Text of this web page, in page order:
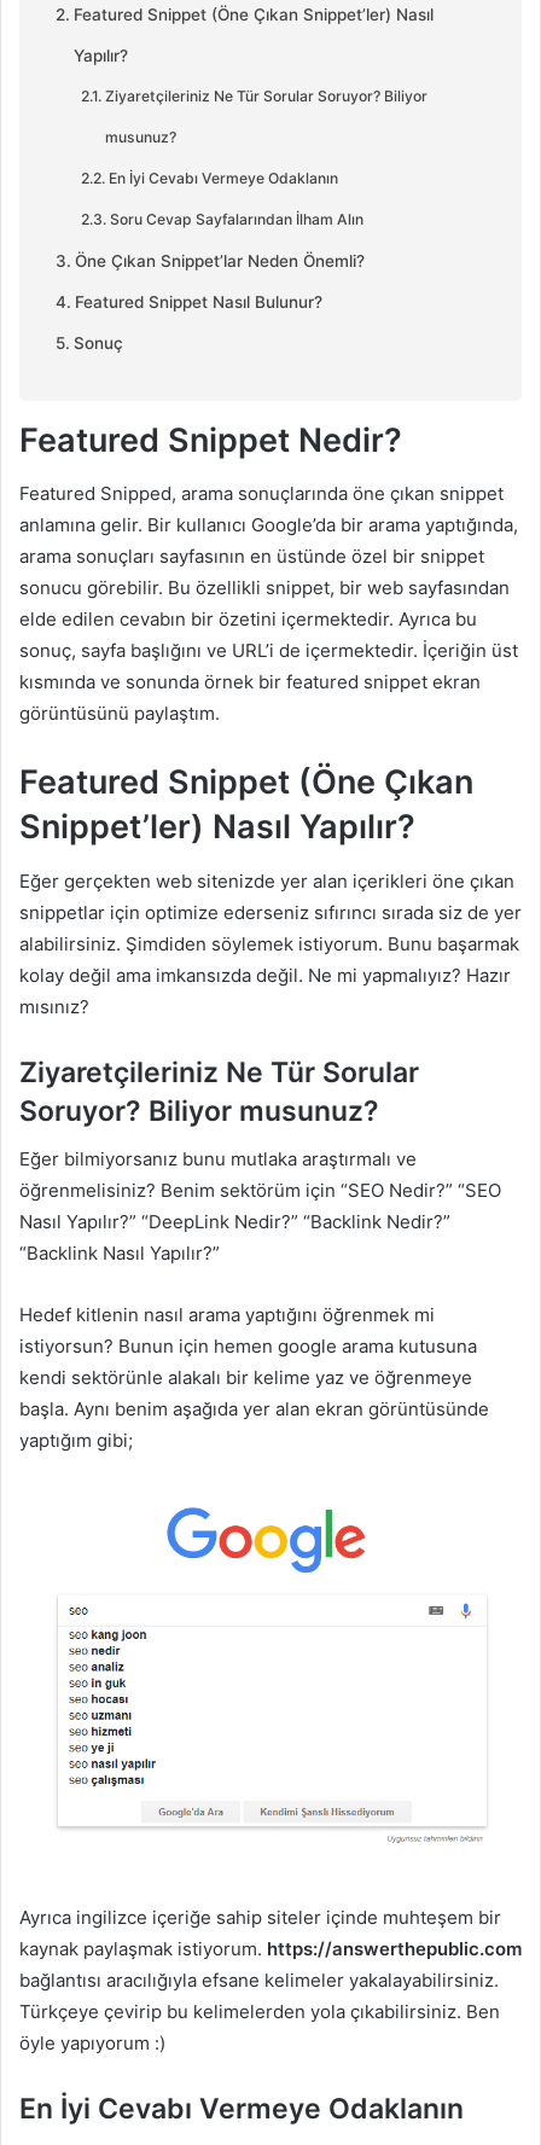
Featured Snippet (Öne Çıkan Snippet’ler) Nasıl
Yapılır?
Ziyaretçileriniz Ne Tür Sorular Soruyor? Biliyor
musunuz?
En İyi Cevabı Vermeye Odaklanın
Soru Cevap Sayfalarından İlham Alın
Öne Çıkan Snippet’lar Neden Önemli?
Featured Snippet Nasıl Bulunur?
Sonuç
Featured Snippet Nedir?
Featured Snipped, arama sonuçlarında öne çıkan snippet
anlamına gelir. Bir kullanıcı Google’da bir arama yaptığında,
arama sonuçları sayfasının en üstünde özel bir snippet
sonucu görebilir. Bu özellikli snippet, bir web sayfasından
elde edilen cevabın bir özetini içermektedir. Ayrıca bu
sonuç, sayfa başlığını ve URL’i de içermektedir. İçeriğin üst
kısmında ve sonunda örnek bir featured snippet ekran
görüntüsünü paylaştım.
Featured Snippet (Öne Çıkan
Snippet’ler) Nasıl Yapılır?
Eğer gerçekten web sitenizde yer alan içerikleri öne çıkan
snippetlar için optimize ederseniz sıfırıncı sırada siz de yer
alabilirsiniz. Şimdiden söylemek istiyorum. Bunu başarmak
kolay değil ama imkansızda değil. Ne mi yapmalıyız? Hazır
mısınız?
Ziyaretçileriniz Ne Tür Sorular
Soruyor? Biliyor musunuz?
Eğer bilmiyorsanız bunu mutlaka araştırmalı ve
öğrenmelisiniz? Benim sektörüm için “SEO Nedir?” “SEO
Nasıl Yapılır?” “DeepLink Nedir?” “Backlink Nedir?”
“Backlink Nasıl Yapılır?”
Hedef kitlenin nasıl arama yaptığını öğrenmek mi
istiyorsun? Bunun için hemen google arama kutusuna
kendi sektörünle alakalı bir kelime yaz ve öğrenmeye
başla. Aynı benim aşağıda yer alan ekran görüntüsünde
yaptığım gibi;
Ayrıca ingilizce içeriğe sahip siteler içinde muhteşem bir
kaynak paylaşmak istiyorum. https://answerthepublic.com
bağlantısı aracılığıyla efsane kelimeler yakalayabilirsiniz.
Türkçeye çevirip bu kelimelerden yola çıkabilirsiniz. Ben
öyle yapıyorum :)
En İyi Cevabı Vermeye Odaklanın